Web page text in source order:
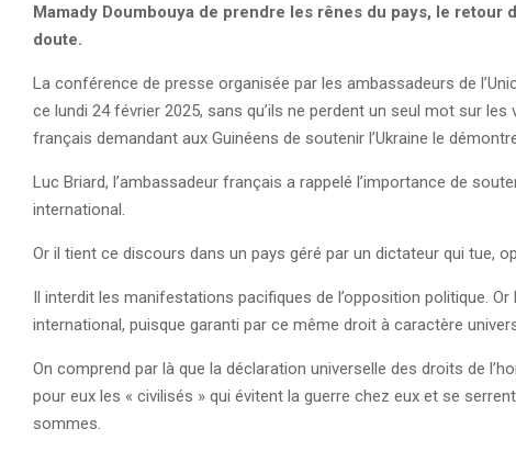
Mamady Doumbouya de prendre les rênes du pays, le
doute.
La conférence de presse organisée par les ambassadeurs de
ce lundi 24 février 2025, sans qu’ils ne perdent un seul mot sur
français demandant aux Guinéens de soutenir l’Ukraine le
Luc Briard, l’ambassadeur français a rappelé l’importance de
international.
Or il tient ce discours dans un pays géré par un dictateur qui tue,
Il interdit les manifestations pacifiques de l’opposition politique.
international, puisque garanti par ce même droit à caractère
On comprend par là que la déclaration universelle des droits de
pour eux les « civilisés » qui évitent la guerre chez eux et se
sommes.